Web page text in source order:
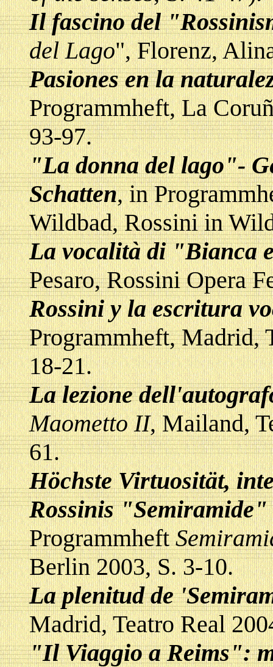
Il fascino del
del Lago", Florenz,
Pasiones en la
Programmheft, La
93-97.
"La donna del lago"-
Schatten, in
Wildbad, Rossini in
La vocalità di "Bianca
Pesaro, Rossini Opera
Rossini y la escritura
Programmheft, Madrid,
18-21.
La lezione
Maometto II, Mailand,
61.
Höchste Virtuosität,
Rossinis
Programmheft
Berlin 2003, S. 3-10.
La plenitud de
Madrid, Teatro Real
"Il Viaggio a Reims":